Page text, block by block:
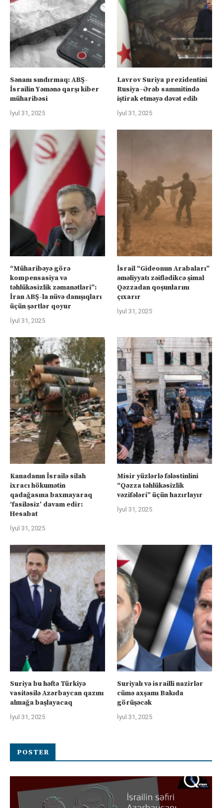
Sənanı sındırmaq: ABŞ-
İsrailin Yəmənə qarşı kiber
müharibəsi
İyul 31, 2025
Lavrov Suriya prezidentini
Rusiya–Ərəb sammitində
iştirak etməyə dəvət edib
İyul 31, 2025
“Müharibəyə görə
kompensasiya və
təhlükəsizlik zəmanətləri”:
İran ABŞ-la nüvə danışıqları
üçün şərtlər qoyur
İyul 31, 2025
İsrail “Gideonun Arabaları”
əməliyyatı zəiflədikcə şimal
Qəzzadan qoşunlarını
çıxarır
İyul 31, 2025
Kanadanın İsrailə silah
ixracı hökumətin
qadağasına baxmayaraq
‘fasiləsiz’ davam edir:
Hesabat
İyul 31, 2025
Misir yüzlərlə fələstinlini
“Qəzza təhlükəsizlik
vəzifələri” üçün hazırlayır
İyul 31, 2025
Suriya bu həftə Türkiyə
vasitəsilə Azərbaycan qazını
almağa başlayacaq
İyul 31, 2025
Suriyalı və israilli nazirlər
cümə axşamı Bakıda
görüşəcək
İyul 31, 2025
POSTER